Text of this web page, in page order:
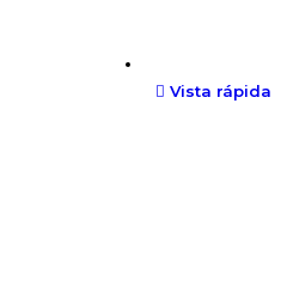
Vista rápida